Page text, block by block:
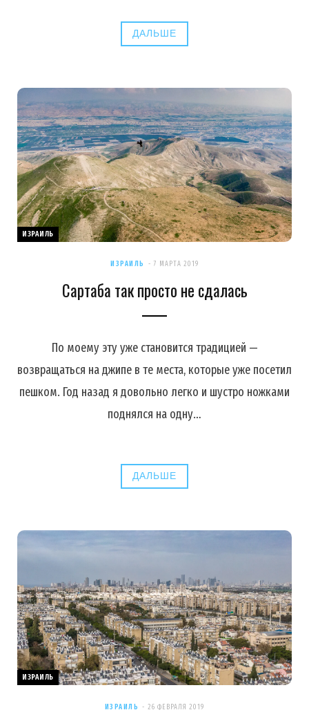
ДАЛЬШЕ
ИЗРАИЛЬ
ИЗРАИЛЬ 7 МАРТА 2019
Сартаба так просто не сдалась
По моему эту уже становится традицией —
возвращаться на джипе в те места, которые уже посетил
пешком. Год назад я довольно легко и шустро ножками
поднялся на одну…
ДАЛЬШЕ
ИЗРАИЛЬ
ИЗРАИЛЬ 26 ФЕВРАЛЯ 2019